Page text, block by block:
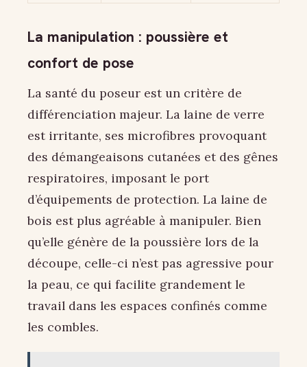
La manipulation : poussière et
confort de pose
La santé du poseur est un critère de
différenciation majeur. La laine de verre
est irritante, ses microfibres provoquant
des démangeaisons cutanées et des gênes
respiratoires, imposant le port
d’équipements de protection. La laine de
bois est plus agréable à manipuler. Bien
qu’elle génère de la poussière lors de la
découpe, celle-ci n’est pas agressive pour
la peau, ce qui facilite grandement le
travail dans les espaces confinés comme
les combles.